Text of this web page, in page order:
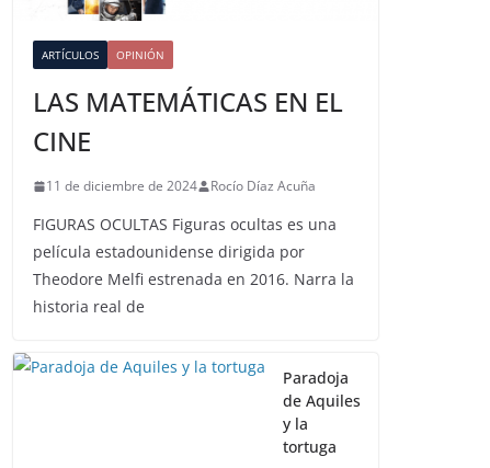
ARTÍCULOS OPINIÓN
LAS MATEMÁTICAS EN EL
CINE
11 de diciembre de 2024 Rocío Díaz Acuña
FIGURAS OCULTAS Figuras ocultas es una
película estadounidense dirigida por
Theodore Melfi estrenada en 2016. Narra la
historia real de
Paradoja
de Aquiles
y la
tortuga